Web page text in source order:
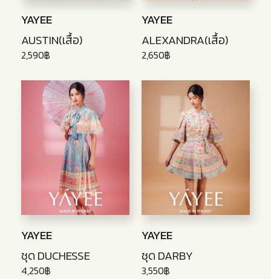
YAYEE
AUSTIN(เสื้อ)
2,590฿
YAYEE
ALEXANDRA(เสื้อ)
2,650฿
YAYEE
ชุด DUCHESSE
4,250฿
YAYEE
ชุด DARBY
3,550฿